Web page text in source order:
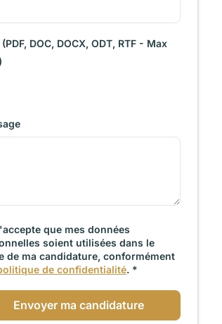
DOC, DOCX, ODT, RTF - Max
que mes données
soient utilisées dans le
de ma candidature, conformément
de confidentialité. *
Envoyer ma candidature